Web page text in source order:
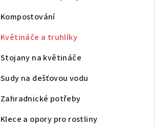
Kompostování
Květináče a truhlíky
Stojany na květináče
Sudy na dešťovou vodu
Zahradnické potřeby
Klece a opory pro rostliny